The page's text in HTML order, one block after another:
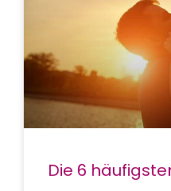
Die 6